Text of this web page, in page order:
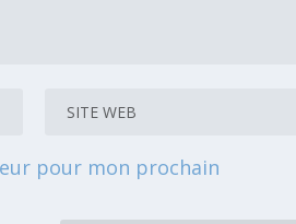
pour mon prochain